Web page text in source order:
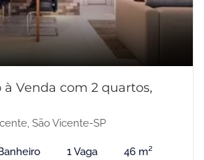
Venda com 2 quartos,
São Vicente-SP
1 Vaga 46 m²